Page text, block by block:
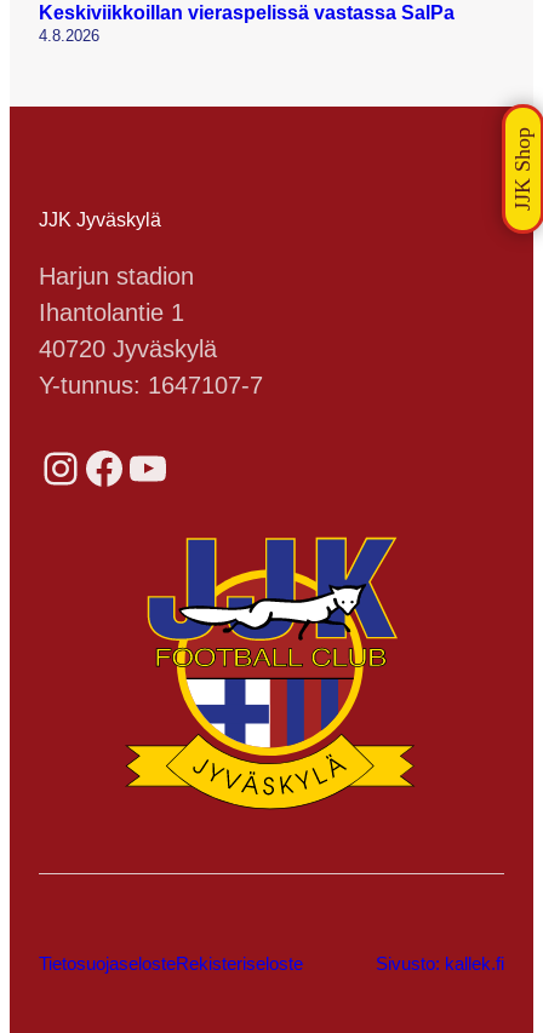
Keskiviikkoillan vieraspelissä vastassa SalPa
4.8.2026
JJK Jyväskylä
Harjun stadion
Ihantolantie 1
40720 Jyväskylä
Y-tunnus: 1647107-7
Instagram Facebook YouTube
TietosuojaselosteRekisteriseloste Sivusto: kallek.fi